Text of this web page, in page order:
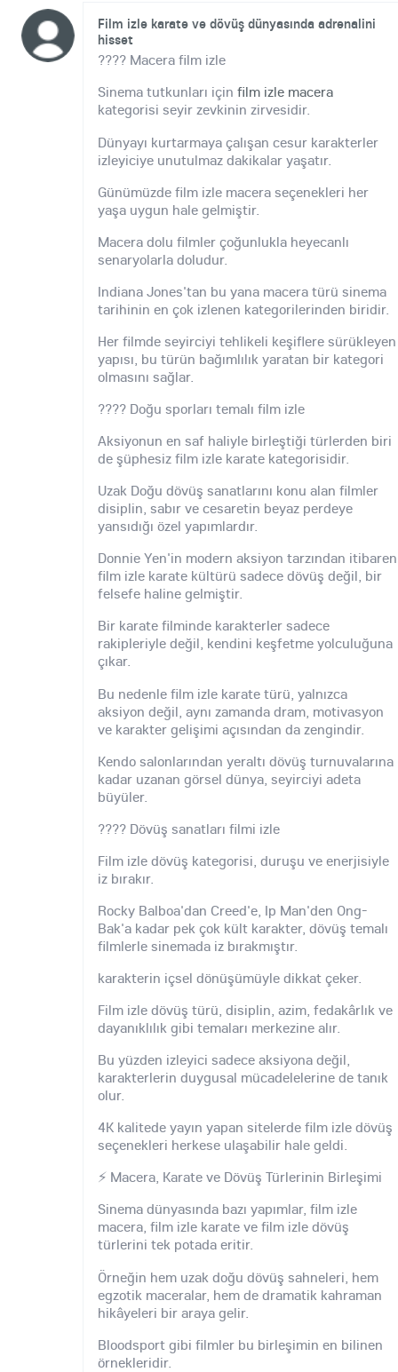
Film izle karate ve dövüş dünyasında adrenalini
hisset
???? Macera film izle
Sinema tutkunları için film izle macera
kategorisi seyir zevkinin zirvesidir.
Dünyayı kurtarmaya çalışan cesur karakterler
izleyiciye unutulmaz dakikalar yaşatır.
Günümüzde film izle macera seçenekleri her
yaşa uygun hale gelmiştir.
Macera dolu filmler çoğunlukla heyecanlı
senaryolarla doludur.
Indiana Jones'tan bu yana macera türü sinema
tarihinin en çok izlenen kategorilerinden biridir.
Her filmde seyirciyi tehlikeli keşiflere sürükleyen
yapısı, bu türün bağımlılık yaratan bir kategori
olmasını sağlar.
???? Doğu sporları temalı film izle
Aksiyonun en saf haliyle birleştiği türlerden biri
de şüphesiz film izle karate kategorisidir.
Uzak Doğu dövüş sanatlarını konu alan filmler
disiplin, sabır ve cesaretin beyaz perdeye
yansıdığı özel yapımlardır.
Donnie Yen'in modern aksiyon tarzından itibaren
film izle karate kültürü sadece dövüş değil, bir
felsefe haline gelmiştir.
Bir karate filminde karakterler sadece
rakipleriyle değil, kendini keşfetme yolculuğuna
çıkar.
Bu nedenle film izle karate türü, yalnızca
aksiyon değil, aynı zamanda dram, motivasyon
ve karakter gelişimi açısından da zengindir.
Kendo salonlarından yeraltı dövüş turnuvalarına
kadar uzanan görsel dünya, seyirciyi adeta
büyüler.
???? Dövüş sanatları filmi izle
Film izle dövüş kategorisi, duruşu ve enerjisiyle
iz bırakır.
Rocky Balboa'dan Creed'e, Ip Man'den Ong-
Bak'a kadar pek çok kült karakter, dövüş temalı
filmlerle sinemada iz bırakmıştır.
karakterin içsel dönüşümüyle dikkat çeker.
Film izle dövüş türü, disiplin, azim, fedakârlık ve
dayanıklılık gibi temaları merkezine alır.
Bu yüzden izleyici sadece aksiyona değil,
karakterlerin duygusal mücadelelerine de tanık
olur.
4K kalitede yayın yapan sitelerde film izle dövüş
seçenekleri herkese ulaşabilir hale geldi.
⚡ Macera, Karate ve Dövüş Türlerinin Birleşimi
Sinema dünyasında bazı yapımlar, film izle
macera, film izle karate ve film izle dövüş
türlerini tek potada eritir.
Örneğin hem uzak doğu dövüş sahneleri, hem
egzotik maceralar, hem de dramatik kahraman
hikâyeleri bir araya gelir.
Bloodsport gibi filmler bu birleşimin en bilinen
örnekleridir.